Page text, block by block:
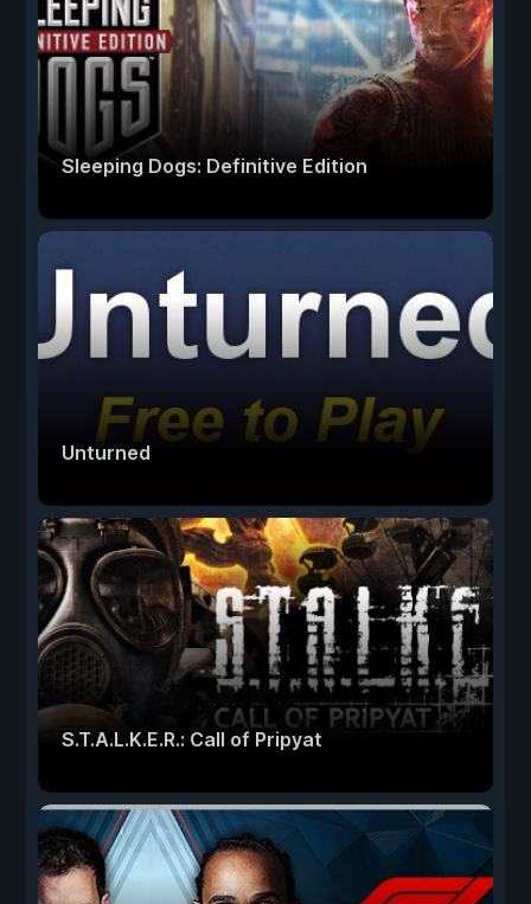
Sleeping Dogs: Definitive Edition
Unturned
S.T.A.L.K.E.R.: Call of Pripyat